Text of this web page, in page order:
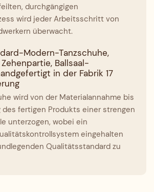
durchgängigen
wird jeder Arbeitsschritt von
überwacht.
wird von der Materialannahme bis
des fertigen Produkts einer strengen
unterzogen, wobei ein
eingehalten
Qualitätsstandard zu